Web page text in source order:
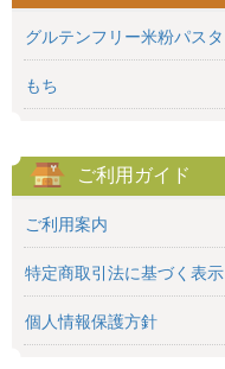
グルテンフリー米粉パスタ
もち
ご利用ガイド
ご利用案内
特定商取引法に基づく表示
個人情報保護方針